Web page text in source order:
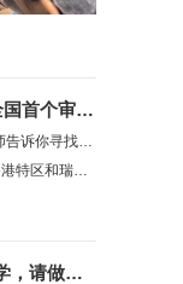
法律“玲”距离|深圳法官有了AI助理 全国首个审判大模型到底长啥样
刘婷心观察｜收心了！准大一新生入学，请做好这些准备